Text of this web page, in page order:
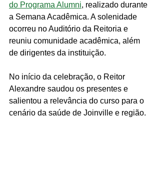
do Programa Alumni, realizado durante
a Semana Acadêmica. A solenidade
ocorreu no Auditório da Reitoria e
reuniu comunidade acadêmica, além
de dirigentes da instituição.
No início da celebração, o Reitor
Alexandre saudou os presentes e
salientou a relevância do curso para o
cenário da saúde de Joinville e região.